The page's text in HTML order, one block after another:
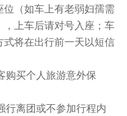
（如车上有老弱妇孺需
上车后请对号入座；车
将在出行前一天以短信
购买个人旅游意外保
行离团或不参加行程内